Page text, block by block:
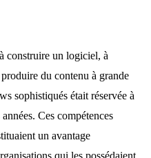
construire un logiciel, à
du contenu à grande
sophistiqués était réservée à
Ces compétences
un avantage
qui les possédaient.